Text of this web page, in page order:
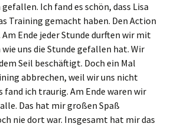
Ich fand es schön, dass Lisa
Training gemacht haben. Den Action
Ende jeder Stunde durften wir mit
uns die Stunde gefallen hat. Wir
Seil beschäftigt. Doch ein Mal
abbrechen, weil wir uns nicht
fand ich traurig. Am Ende waren wir
Das hat mir großen Spaß
nie dort war. Insgesamt hat mir das